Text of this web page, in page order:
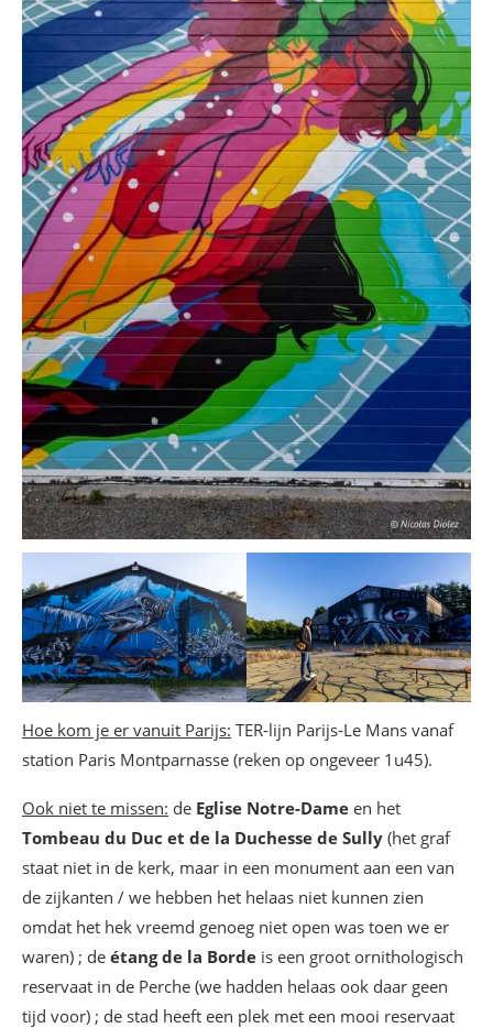
Hoe kom je er vanuit Parijs: TER-lijn Parijs-Le Mans vanaf
station Paris Montparnasse (reken op ongeveer 1u45).
Ook niet te missen: de Eglise Notre-Dame en het
Tombeau du Duc et de la Duchesse de Sully (het graf
staat niet in de kerk, maar in een monument aan een van
de zijkanten / we hebben het helaas niet kunnen zien
omdat het hek vreemd genoeg niet open was toen we er
waren) ; de étang de la Borde is een groot ornithologisch
reservaat in de Perche (we hadden helaas ook daar geen
tijd voor) ; de stad heeft een plek met een mooi reservaat